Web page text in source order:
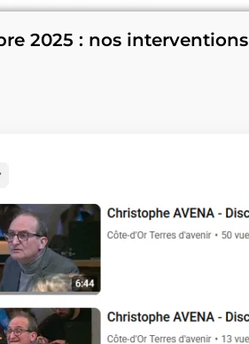
2025 : nos interventions